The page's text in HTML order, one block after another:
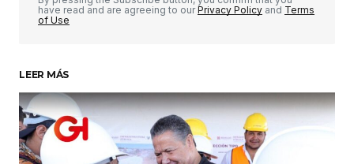
Su nombre*
Tu correo electrónico*
have read and are agreeing to ourPrivacy Policy and Terms
of Use
LEER MÁS